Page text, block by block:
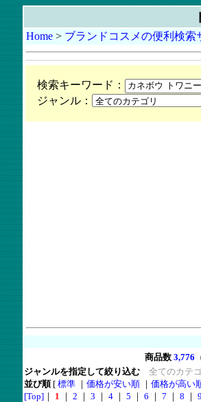
Home> ブランドコスメの便利検索
検索キーワード：
ジャンル：
商品数 3,776
ジャンルを指定して絞り込む
全てのカテ
並び順[ 標準｜ 価格が安い順｜ 価格が高い
[Top]｜ 1 ｜ 2 ｜ 3 ｜ 4 ｜ 5 ｜ 6 ｜ 7 ｜ 8 ｜ 9